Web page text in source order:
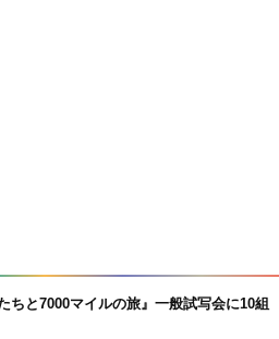
ちと7000マイルの旅』一般試写会に10組